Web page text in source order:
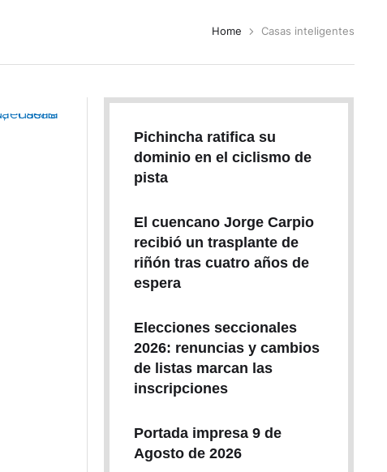
Home Casas inteligentes
Pichincha ratifica su
dominio en el ciclismo de
pista
El cuencano Jorge Carpio
recibió un trasplante de
riñón tras cuatro años de
espera
Elecciones seccionales
2026: renuncias y cambios
de listas marcan las
inscripciones
Portada impresa 9 de
Agosto de 2026